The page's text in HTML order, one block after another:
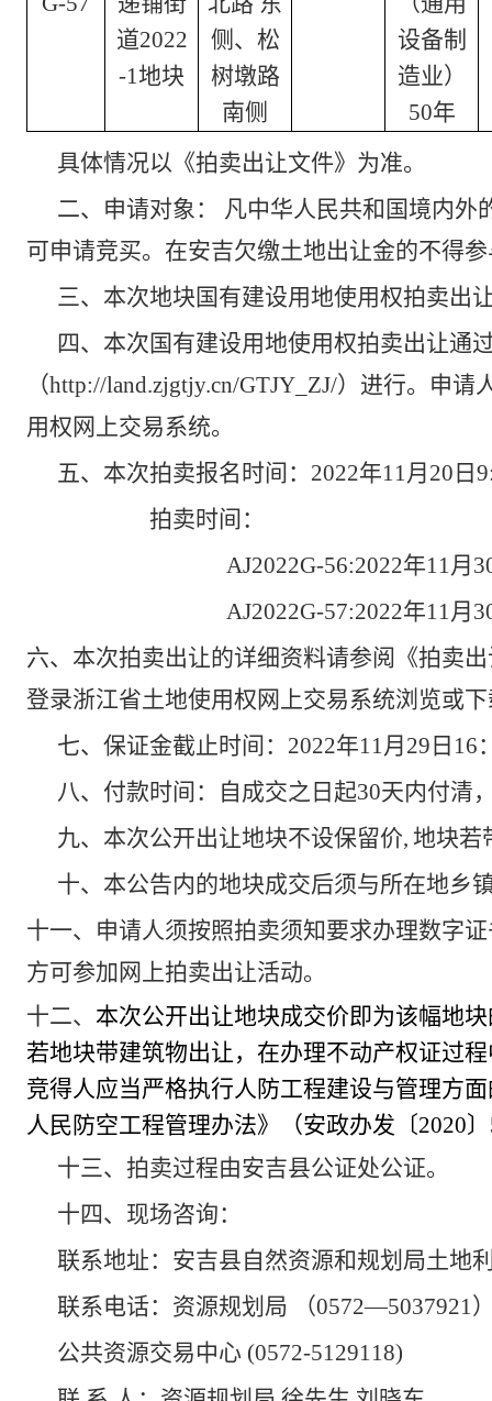
道2022
-1地块
侧、松
树墩路
南侧
设备制
造业）
50年
具体情况以《拍卖出让文件》为准。
二、申请对象： 凡中华人民共和国境内
可申请竞买。在安吉欠缴土地出让金的不得
三、本次地块国有建设用地使用权拍卖出
四、本次国有建设用地使用权拍卖出让通
（http://land.zjgtjy.cn/GTJY_ZJ/）进行。申
用权网上交易系统。
五、本次拍卖报名时间：2022年11月20日
拍卖时间：
AJ2022G-56:2022年11月
AJ2022G-57:2022年11月
六、本次拍卖出让的详细资料请参阅《拍卖
登录浙江省土地使用权网上交易系统浏览或
七、保证金截止时间：2022年11月29日
八、付款时间：自成交之日起30天内付清
九、本次公开出让地块不设保留价, 地块若
十、本公告内的地块成交后须与所在地乡
十一、申请人须按照拍卖须知要求办理数字
方可参加网上拍卖出让活动。
十二、 本次公开出让地块成交价即为该幅地
若地块带建筑物出让，在办理不动产权证过
竞得人应当严格执行人防工程建设与管理方
人民防空工程管理办法》（安政办发〔2020
十三、拍卖过程由安吉县公证处公证。
十四、现场咨询：
联系地址：安吉县自然资源和规划局土地
联系电话：资源规划局 （0572—5037921
公共资源交易中心 (0572-5129118)